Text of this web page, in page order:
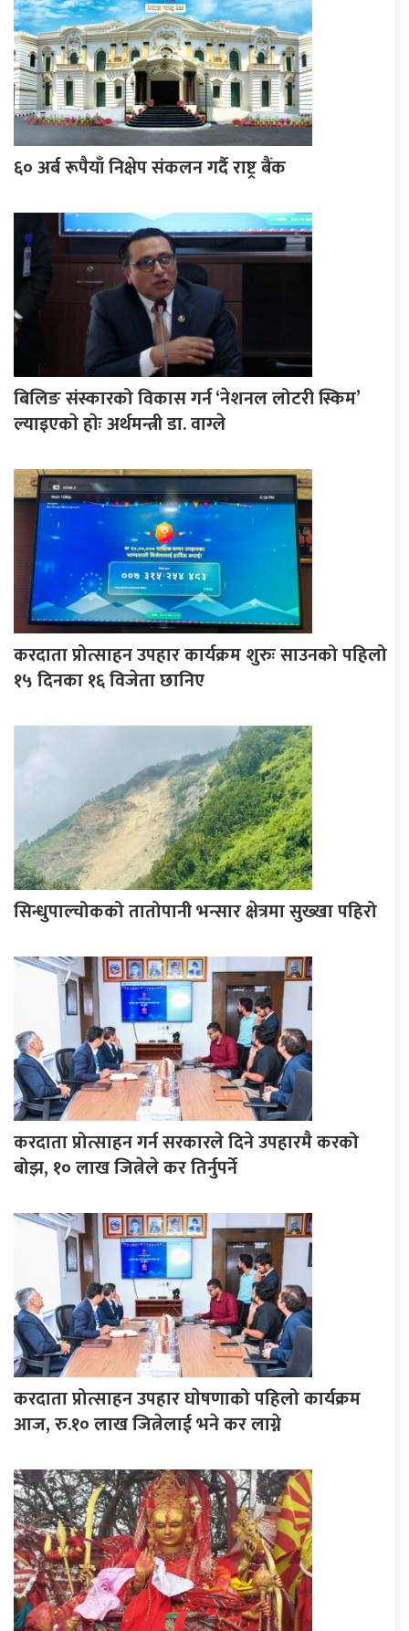
६० अर्ब रूपैयाँ निक्षेप संकलन गर्दै राष्ट्र बैंक
बिलिङ संस्कारको विकास गर्न ‘नेशनल लोटरी स्किम’
ल्याइएकाे हाेः अर्थमन्त्री डा. वाग्ले
करदाता प्रोत्साहन उपहार कार्यक्रम शुरुः साउनको पहिलो
१५ दिनका १६ विजेता छानिए
सिन्धुपाल्चोकको तातोपानी भन्सार क्षेत्रमा सुख्खा पहिरो
करदाता प्रोत्साहन गर्न सरकारले दिने उपहारमै करको
बोझ, १० लाख जित्नेले कर तिर्नुपर्ने
करदाता प्रोत्साहन उपहार घाेषणाको पहिलो कार्यक्रम
आज, रु.१० लाख जित्नेलाई भने कर लाग्ने